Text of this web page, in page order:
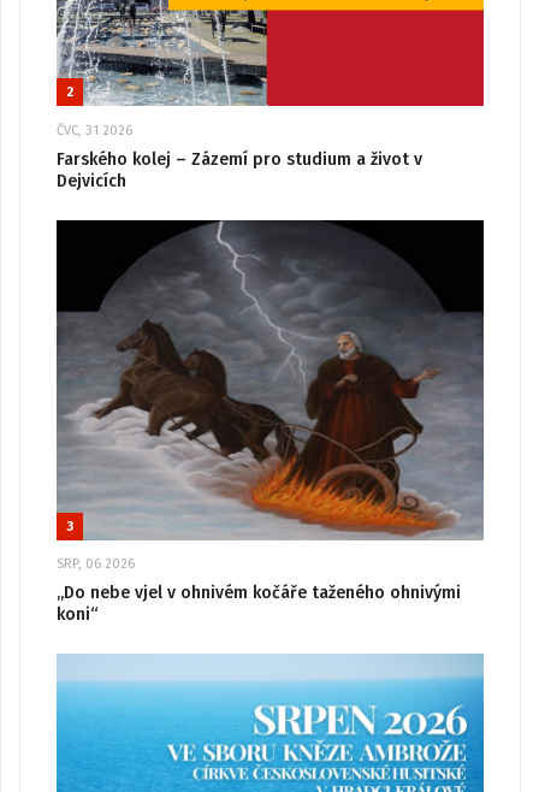
2
ČVC, 31 2026
Farského kolej – Zázemí pro studium a život v
Dejvicích
3
SRP, 06 2026
„Do nebe vjel v ohnivém kočáře taženého ohnivými
koni“